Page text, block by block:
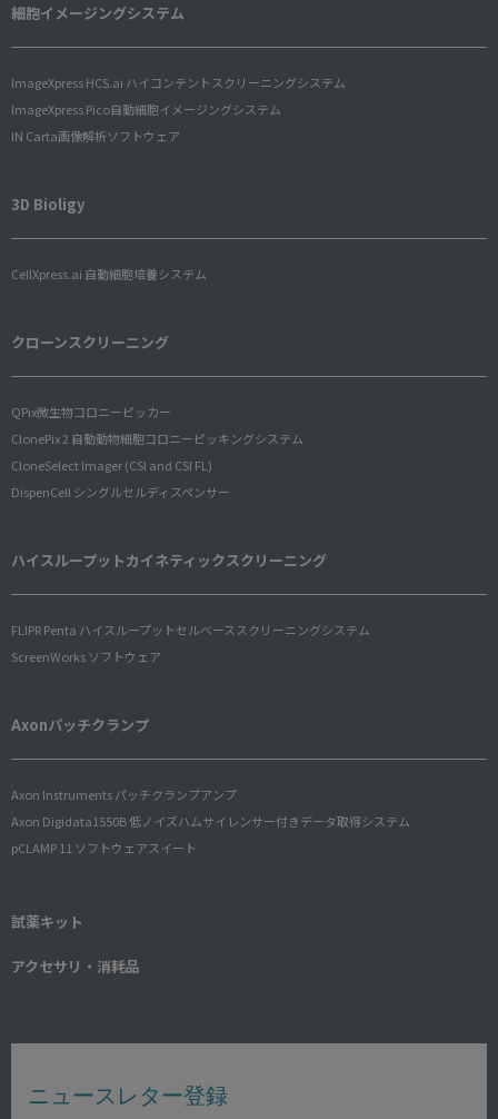
細胞イメージングシステム
ImageXpress HCS.ai ハイコンテントスクリーニングシステム
ImageXpress Pico自動細胞イメージングシステム
IN Carta画像解析ソフトウェア
3D Bioligy
CellXpress.ai 自動細胞培養システム
クローンスクリーニング
QPix微生物コロニーピッカー
ClonePix 2 自動動物細胞コロニーピッキングシステム
CloneSelect Imager (CSI and CSI FL)
DispenCell シングルセルディスペンサー
ハイスループットカイネティックスクリーニング
FLIPR Penta ハイスループットセルベーススクリーニングシステム
ScreenWorks ソフトウェア
Axonパッチクランプ
Axon Instruments パッチクランプアンプ
Axon Digidata1550B 低ノイズハムサイレンサー付きデータ取得システム
pCLAMP 11 ソフトウェアスイート
試薬キット
アクセサリ・消耗品